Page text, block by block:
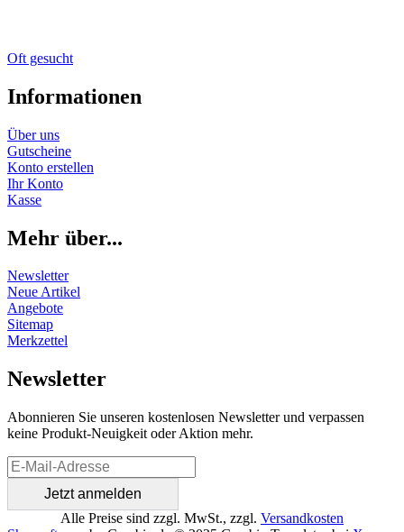
Oft gesucht
Informationen
Über uns
Gutscheine
Konto erstellen
Ihr Konto
Kasse
Mehr über...
Newsletter
Neue Artikel
Angebote
Sitemap
Merkzettel
Newsletter
Abonnieren Sie unseren kostenlosen Newsletter und verpassen
keine Produkt-Neuigkeit oder Aktion mehr.
Alle Preise sind zzgl. MwSt., zzgl. Versandkosten